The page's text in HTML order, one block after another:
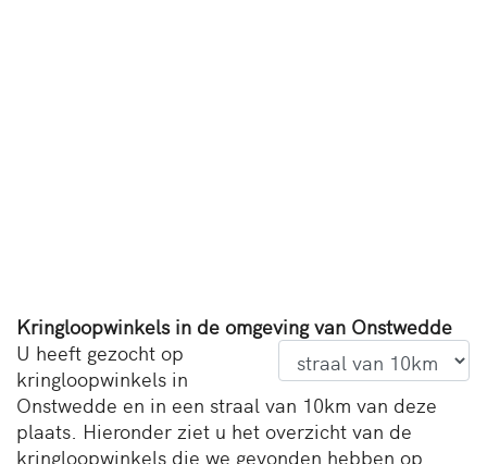
Kringloopwinkels in de omgeving van Onstwedde
U heeft gezocht op
kringloopwinkels in
Onstwedde en in een straal van 10km van deze
plaats. Hieronder ziet u het overzicht van de
kringloopwinkels die we gevonden hebben op